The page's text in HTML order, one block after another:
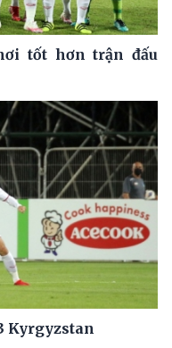
tốt hơn trận đấu
Kyrgyzstan